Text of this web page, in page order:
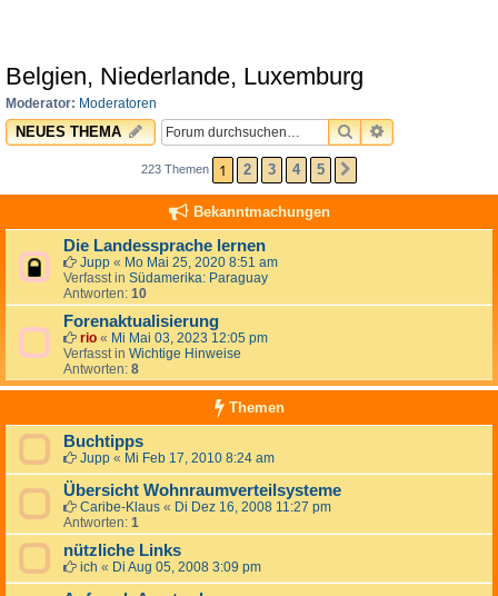
Belgien, Niederlande, Luxemburg
Moderator: Moderatoren
NEUES THEMA SUCHEERWEITERTE
223 Themen 1 2 3 4 5
Bekanntmachungen
Die Landessprache lernen
Jupp « Mo Mai 25, 2020 8:51 am
Verfasst in Südamerika: Paraguay
Antworten: 10
Forenaktualisierung
rio « Mi Mai 03, 2023 12:05 pm
Verfasst in Wichtige Hinweise
Antworten: 8
Themen
Buchtipps
Jupp « Mi Feb 17, 2010 8:24 am
Übersicht Wohnraumverteilsysteme
Caribe-Klaus « Di Dez 16, 2008 11:27 pm
Antworten: 1
nützliche Links
ich « Di Aug 05, 2008 3:09 pm